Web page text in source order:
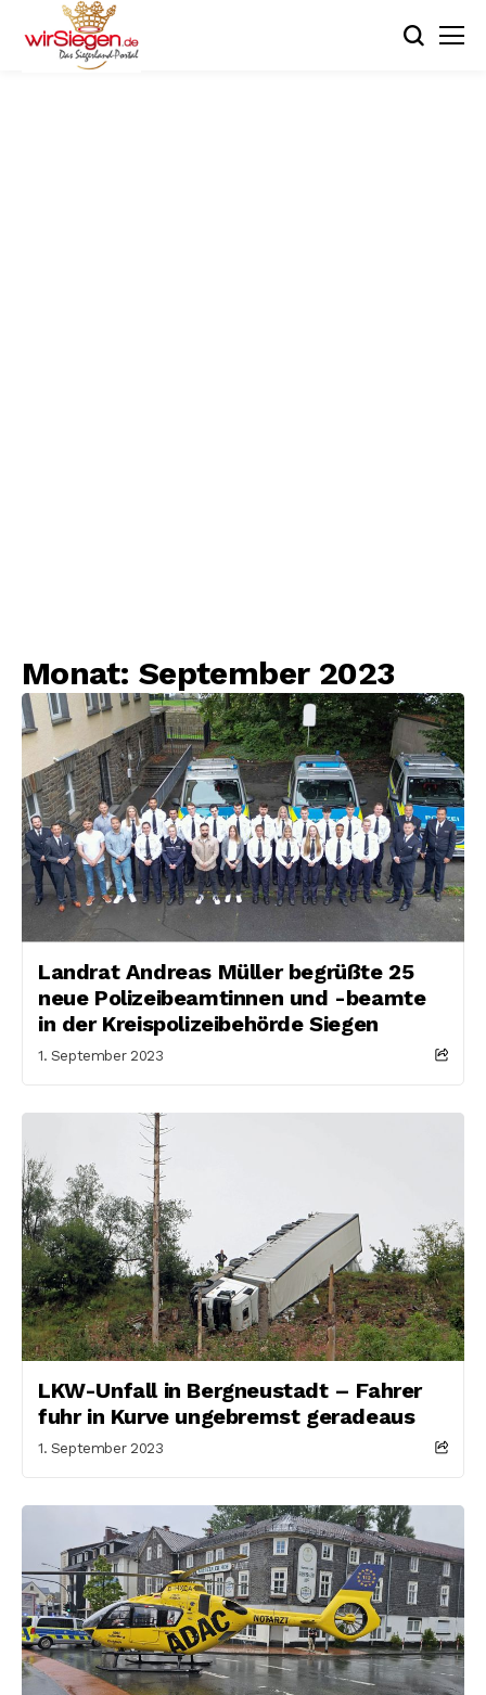
Monat: September 2023
Landrat Andreas Müller begrüßte 25
neue Polizeibeamtinnen und -beamte
in der Kreispolizeibehörde Siegen
1. September 2023
LKW-Unfall in Bergneustadt – Fahrer
fuhr in Kurve ungebremst geradeaus
1. September 2023